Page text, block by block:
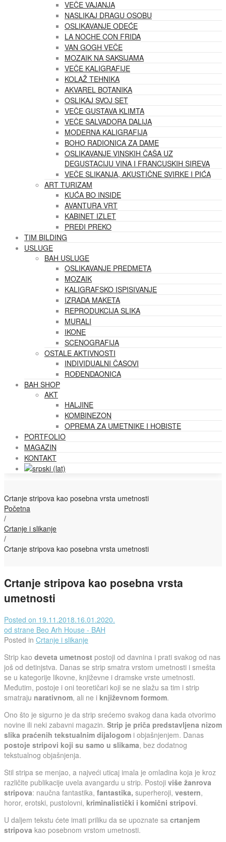
VEČE VAJANJA
NASLIKAJ DRAGU OSOBU
OSLIKAVANJE ODEĆE
LA NOCHE CON FRIDA
VAN GOGH VEČE
MOZAIK NA SAKSIJAMA
VEČE KALIGRAFIJE
KOLAŽ TEHNIKA
AKVAREL BOTANIKA
OSLIKAJ SVOJ SET
VEČE GUSTAVA KLIMTA
VEČE SALVADORA DALIJA
MODERNA KALIGRAFIJA
BOHO RADIONICA ZA DAME
OSLIKAVANJE VINSKIH ČAŠA UZ
DEGUSTACIJU VINA I FRANCUSKIH SIREVA
VEČE SLIKANJA, AKUSTIČNE SVIRKE I PIĆA
ART TURIZAM
KUĆA BO INSIDE
AVANTURA VRT
KABINET IZLET
PREĐI PREKO
TIM BILDING
USLUGE
BAH USLUGE
OSLIKAVANJE PREDMETA
MOZAIK
KALIGRAFSKO ISPISIVANJE
IZRADA MAKETA
REPRODUKCIJA SLIKA
MURALI
IKONE
SCENOGRAFIJA
OSTALE AKTIVNOSTI
INDIVIDUALNI ČASOVI
ROĐENDAONICA
BAH SHOP
AKT
HALJINE
KOMBINEZON
OPREMA ZA UMETNIKE I HOBISTE
PORTFOLIO
MAGAZIN
KONTAKT
Crtanje stripova kao posebna vrsta umetnosti
Početna
/
Crtanje i slikanje
/
Crtanje stripova kao posebna vrsta umetnosti
Crtanje stripova kao posebna vrsta
umetnosti
Posted on 19.11.2018.16.01.2020.
od strane Beo Arh House - BAH
Posted in Crtanje i slikanje
Strip kao deveta umetnost postoji od davnina i prati svakog od nas
još od detinjstva. Danas se strip smatra vrstom umetnosti i smešta
se u kategorije likovne, književne i dramske vrste umetnosti.
Međutim, postoje i oni teoretičari koji se ne slažu sa tim i strip
smatraju narativnom, ali ne i književnom formom.
Ono što je sigurno je da strip srećemo svakog dana kada otvorimo
novine ili neki zabavni magazin. Strip je priča predstavljena nizom
slika praćenih tekstualnim dijalogom i objašnjenjem. Danas
postoje stripovi koji su samo u slikama, bez dodatnog
tekstualnog objašnjenja.
Stil stripa se menjao, a najveći uticaj imala je omladina koja je kroz
različite publikacije uvela avangardu u strip. Postoji više žanrova
stripova: naučna fantastika, fantastika, superheroji, vestern,
horor, erotski, pustolovni, kriminalistički i komični stripovi.
U daljem tekstu ćete imati priliku da se upoznate sa crtanjem
stripova kao posebnom vrstom umetnosti.